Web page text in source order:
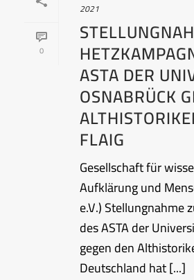
0
2021
ASTA DER
OSNABRÜCK
FLAIG
Gesellschaft für
Aufklärung und
e.V.) Stellungnahme
des ASTA der
gegen den
Deutschland hat [...]